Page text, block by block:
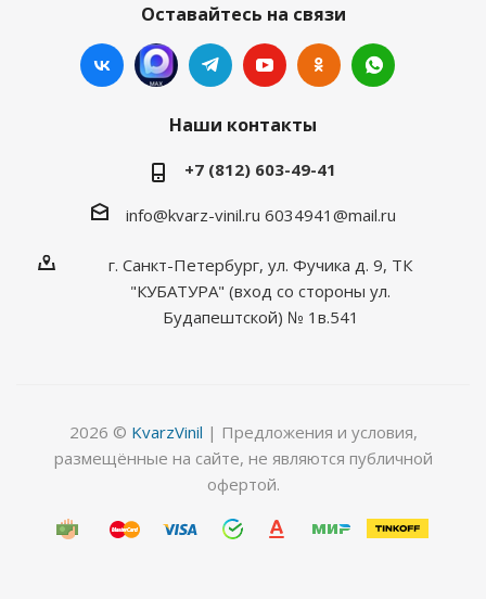
Оставайтесь на связи
Наши контакты
+7 (812) 603-49-41
info@kvarz-vinil.ru 6034941@mail.ru
г. Санкт-Петербург, ул. Фучика д. 9, ТК
"КУБАТУРА" (вход со стороны ул.
Будапештской) № 1в.541
2026 © KvarzVinil | Предложения и условия,
размещённые на сайте, не являются публичной
офертой.